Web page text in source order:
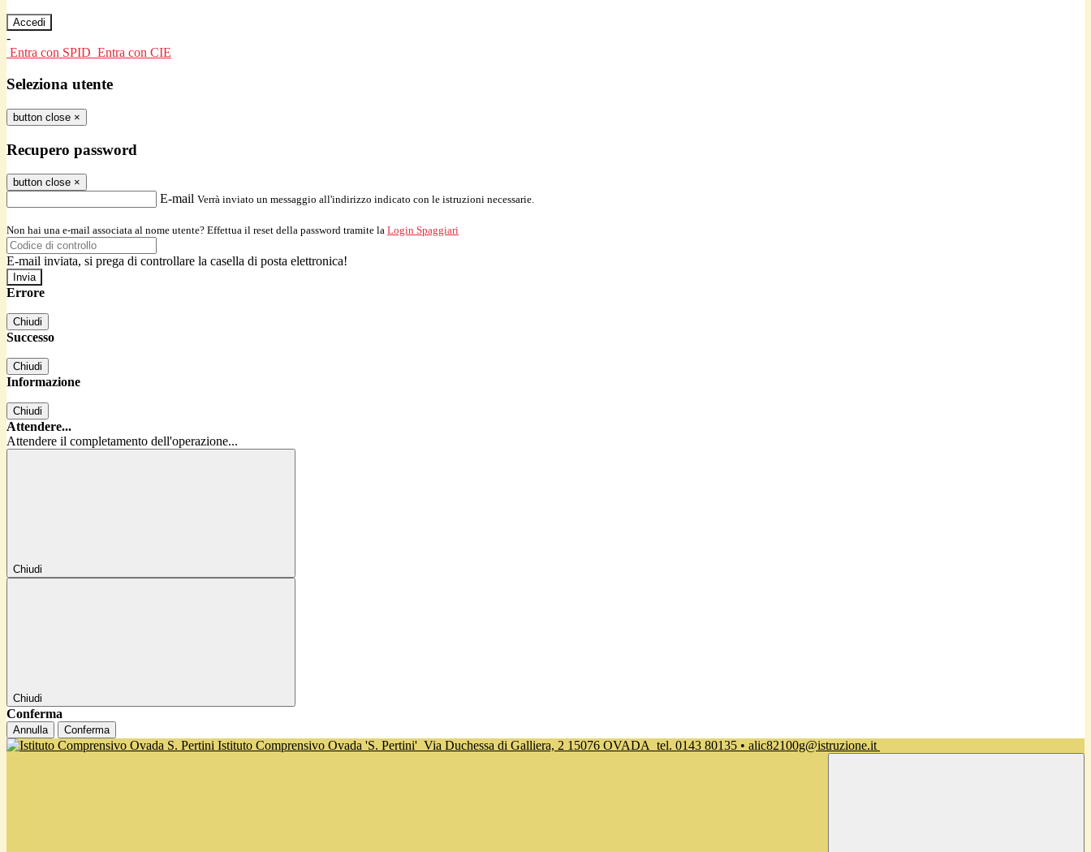
-
Entra con SPID Entra con CIE
Seleziona utente
button close ×
Recupero password
button close ×
E-mail Verrà inviato un messaggio all'indirizzo indicato con le istruzioni necessarie.
Non hai una e-mail associata al nome utente? Effettua il reset della password tramite la Login Spaggiari
E-mail inviata, si prega di controllare la casella di posta elettronica!
Errore
Chiudi
Successo
Chiudi
Informazione
Chiudi
Attendere...
Attendere il completamento dell'operazione...
Chiudi
Chiudi
Conferma
Annulla Conferma
Istituto Comprensivo Ovada 'S. Pertini' Via Duchessa di Galliera, 2 15076 OVADA tel. 0143 80135 • alic82100g@istruzione.it